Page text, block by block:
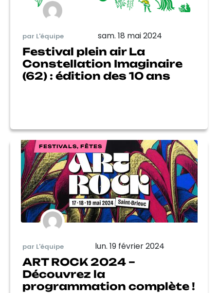
par L'équipe sam. 18 mai 2024
Festival plein air La
Constellation Imaginaire
(62) : édition des 10 ans
FESTIVALS, FÊTES
par L'équipe lun. 19 février 2024
ART ROCK 2024 –
Découvrez la
programmation complète !